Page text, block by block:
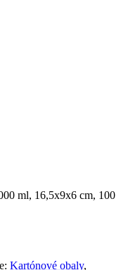
ml, 16,5x9x6 cm, 100
Kartónové obaly,